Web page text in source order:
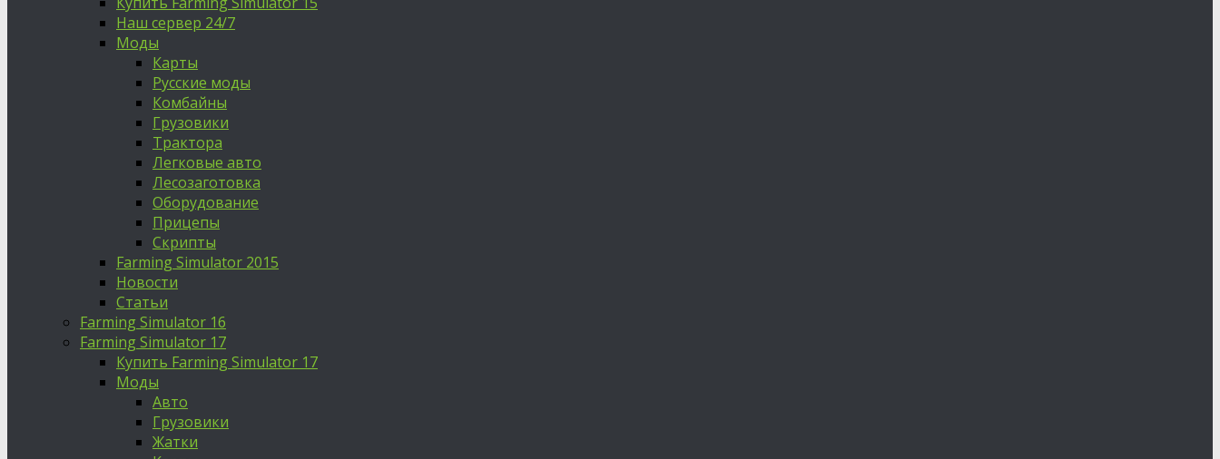
Наш сервер 24/7
Моды
Карты
Русские моды
Комбайны
Грузовики
Трактора
Легковые авто
Лесозаготовка
Оборудование
Прицепы
Скрипты
Farming Simulator 2015
Новости
Статьи
Farming Simulator 16
Farming Simulator 17
Купить Farming Simulator 17
Моды
Авто
Грузовики
Жатки